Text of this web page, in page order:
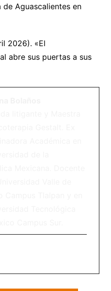
Aguascalientes en
2026). «El
abre sus puertas a sus